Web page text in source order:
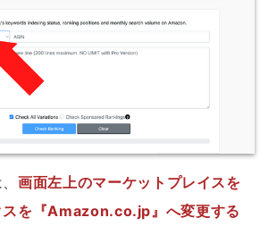
、画面左上のマーケットプレイスを
スを『Amazon.co.jp』へ変更する